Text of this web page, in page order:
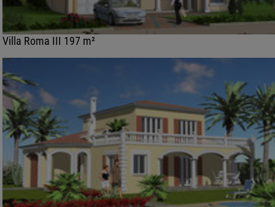
Villa Roma III 197 m²